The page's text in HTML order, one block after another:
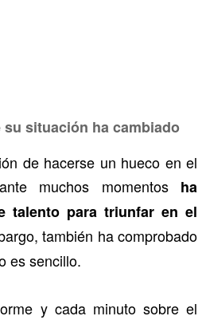
situación ha cambiado
de hacerse un hueco en el
muchos momentos ha
talento para triunfar en el
también ha comprobado
es sencillo.
y cada minuto sobre el